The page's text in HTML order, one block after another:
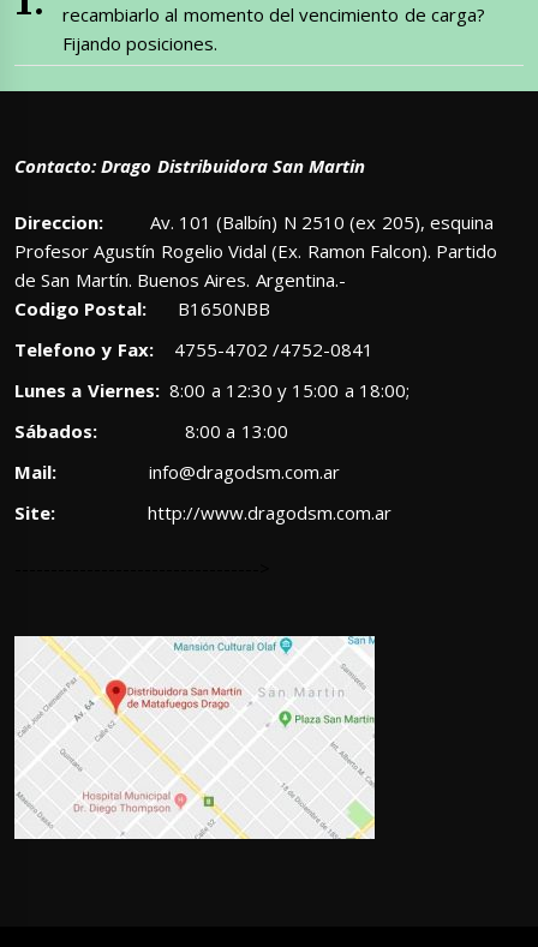
recambiarlo al momento del vencimiento de carga?
Fijando posiciones.
Contacto: Drago Distribuidora San Martin
Direccion: Av. 101 (Balbín) N 2510 (ex 205), esquina
Profesor Agustín Rogelio Vidal (Ex. Ramon Falcon). Partido
de San Martín. Buenos Aires. Argentina.-
Codigo Postal: B1650NBB
Telefono y Fax:4755-4702 /4752-0841
Lunes a Viernes:8:00 a 12:30 y 15:00 a 18:00;
Sábados: 8:00 a 13:00
Mail:
info@dragodsm.com.ar
Site:
http://www.dragodsm.com.ar